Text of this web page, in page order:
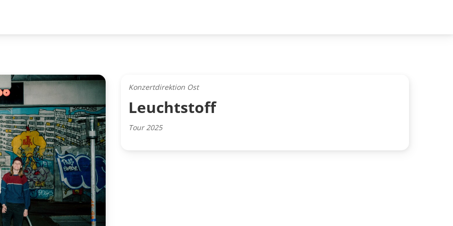
Konzertdirektion Ost
Leuchtstoff
Tour 2025